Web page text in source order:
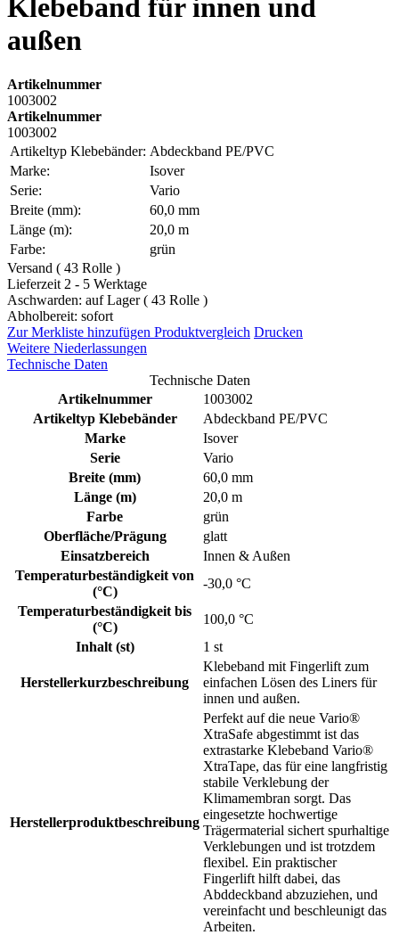
Klebeband für innen und
außen
Artikelnummer
1003002
Artikelnummer
1003002
Artikeltyp Klebebänder: Abdeckband PE/PVC
Marke:
Isover
Serie:
Vario
Breite (mm):
60,0 mm
Länge (m):
20,0 m
Farbe:
grün
Versand ( 43 Rolle )
Lieferzeit 2 - 5 Werktage
Aschwarden: auf Lager ( 43 Rolle )
Abholbereit: sofort
Zur Merkliste hinzufügen Produktvergleich Drucken
Weitere Niederlassungen
Technische Daten
Technische Daten
Artikelnummer
1003002
Artikeltyp Klebebänder
Abdeckband PE/PVC
Marke
Isover
Serie
Vario
Breite (mm)
60,0 mm
Länge (m)
20,0 m
Farbe
grün
Oberfläche/Prägung
glatt
Einsatzbereich
Innen & Außen
Temperaturbeständigkeit von
(°C)
-30,0 °C
Temperaturbeständigkeit bis
(°C)
100,0 °C
Inhalt (st)
1 st
Herstellerkurzbeschreibung
Klebeband mit Fingerlift zum
einfachen Lösen des Liners für
innen und außen.
Herstellerproduktbeschreibung
Perfekt auf die neue Vario®
XtraSafe abgestimmt ist das
extrastarke Klebeband Vario®
XtraTape, das für eine langfristig
stabile Verklebung der
Klimamembran sorgt. Das
eingesetzte hochwertige
Trägermaterial sichert spurhaltige
Verklebungen und ist trotzdem
flexibel. Ein praktischer
Fingerlift hilft dabei, das
Abddeckband abzuziehen, und
vereinfacht und beschleunigt das
Arbeiten.